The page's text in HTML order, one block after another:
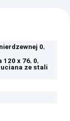
0,
120 x 76, 0,
ze stali